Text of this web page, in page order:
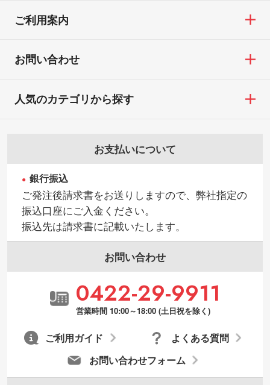
ご利用案内
お問い合わせ
お支払いについて
銀行振込
ご発注後請求書をお送りしますので、弊社指定の
振込口座にご入金ください。
振込先は請求書に記載いたします。
お問い合わせ
0422-29-9911
営業時間 10:00～18:00 (土日祝を除く)
お問い合わせフォーム
よくある質問
ご利用ガイド
人気のカテゴリから探す